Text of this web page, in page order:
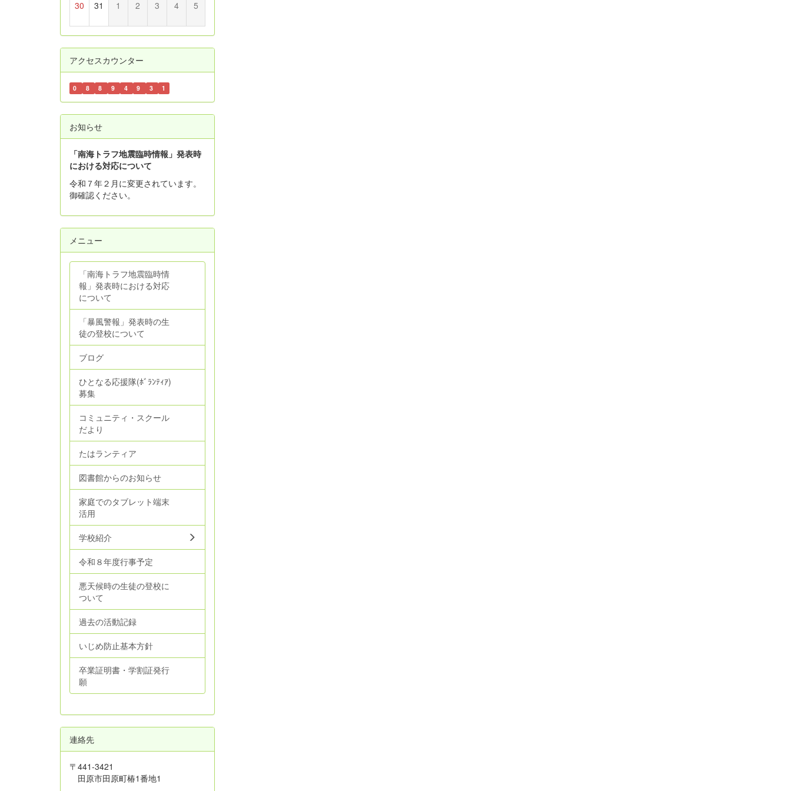
30 31 1 2 3 4 5
アクセスカウンター
0 8 8 9 4 9 3 1
お知らせ
「南海トラフ地震臨時情報」発表時
における対応について
令和７年２月に変更されています。
御確認ください。
メニュー
「南海トラフ地震臨時情
報」発表時における対応
について
「暴風警報」発表時の生
徒の登校について
ブログ
ひとなる応援隊(ﾎﾞﾗﾝﾃｨｱ)
募集
コミュニティ・スクール
だより
たはランティア
図書館からのお知らせ
家庭でのタブレット端末
活用
学校紹介
令和８年度行事予定
悪天候時の生徒の登校に
ついて
過去の活動記録
いじめ防止基本方針
卒業証明書・学割証発行
願
連絡先
〒441-3421
田原市田原町椿1番地1